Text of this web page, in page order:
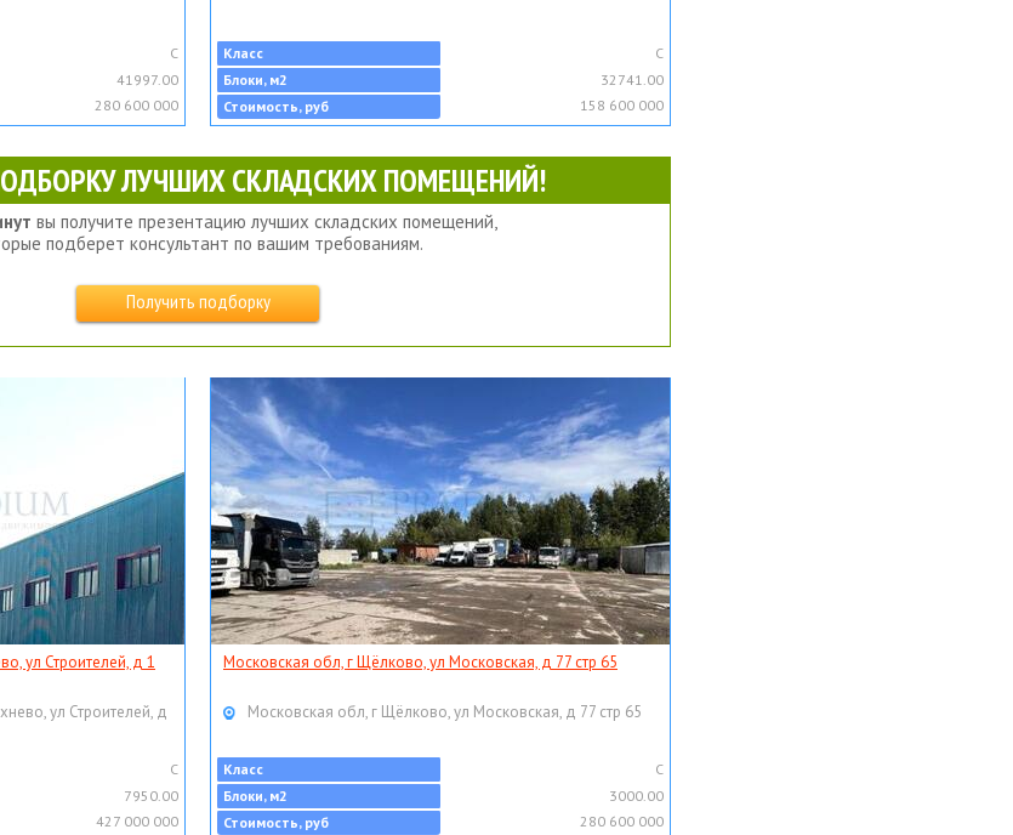
C
41997.00
280 600 000
Класс
C
Блоки, м2
32741.00
Стоимость, руб
158 600 000
ЛУЧШИХ СКЛАДСКИХ ПОМЕЩЕНИЙ!
вы получите презентацию лучших складских помещений,
подберет консультант по вашим требованиям.
Получить подборку
ул Строителей, д 1
ул Строителей, д
C
7950.00
427 000 000
Московская обл, г Щёлково, ул Московская, д 77 стр 65
Московская обл, г Щёлково, ул Московская, д 77 стр 65
Класс
C
Блоки, м2
3000.00
Стоимость, руб
280 600 000